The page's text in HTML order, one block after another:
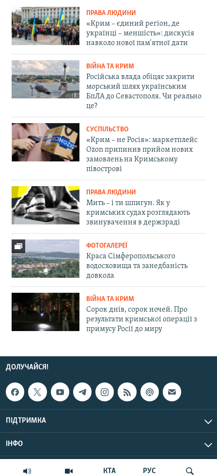
КТА РУС
ПРАВА ЛЮДИНИ
«Крим – єдиний регіон, де
українці – меншість»: дискусія
навколо нової пам'ятної дати
ВІЙНА ТА КРИМ
Російська влада обіцяє закрити
морський шлях українським
БпЛА до Севастополя. Чи реально
це?
СУСПІЛЬСТВО
«Крим – не Росія»: маркетплейс
Ozon припинив прийом нових
замовлень на Кримському
півострові
ПРАВА ЛЮДИНИ
Мить – і ти шпигун. Як у
кримських судах розглядають
звинувачення в держзраді
ФОТОГАЛЕРЕЇ
Краса Сімферопольського
водосховища та занедбаність
довкола
ВІЙНА ТА КРИМ
Сорок днів, сорок ночей. Про
результати кримської операції з
примусу Росії до миру
ДОЛУЧАЙСЯ!
ПІДТРИМКА
ІНФО
© Крим.Реалії, 2026 | Усі права застережено.